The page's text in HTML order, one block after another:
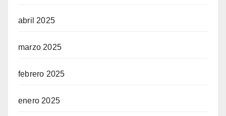
abril 2025
marzo 2025
febrero 2025
enero 2025